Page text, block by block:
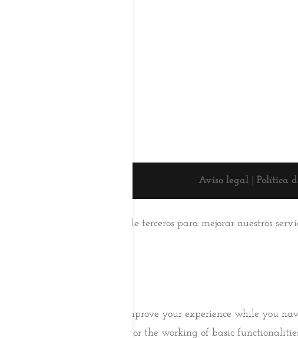
Aviso legal| Política
Utilizamos cookies propias y de terceros para mejorar nuestros
This website uses cookies to improve your experience while you
browser as they are essential for the working of basic